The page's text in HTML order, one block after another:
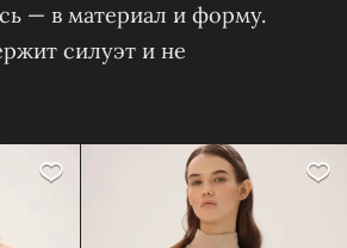
— в материал и форму.
силуэт и не